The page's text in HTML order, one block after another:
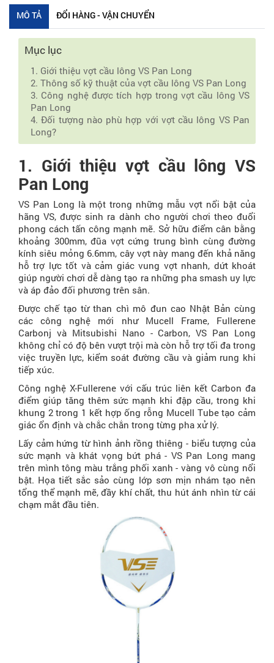
MÔ TẢ ĐỔI HÀNG - VẬN CHUYỂN
Mục lục
1. Giới thiệu vợt cầu lông VS Pan Long
2. Thông số kỹ thuật của vợt cầu lông VS Pan Long
3. Công nghệ được tích hợp trong vợt cầu lông VS
Pan Long
4. Đối tượng nào phù hợp với vợt cầu lông VS Pan
Long?
1. Giới thiệu vợt cầu lông VS
Pan Long
VS Pan Long là một trong những mẫu vợt nổi bật của
hãng VS, được sinh ra dành cho người chơi theo đuổi
phong cách tấn công mạnh mẽ. Sở hữu điểm cân bằng
khoảng 300mm, đũa vợt cứng trung bình cùng đường
kính siêu mỏng 6.6mm, cây vợt này mang đến khả năng
hỗ trợ lực tốt và cảm giác vung vợt nhanh, dứt khoát
giúp người chơi dễ dàng tạo ra những pha smash uy lực
và áp đảo đối phương trên sân.
Được chế tạo từ than chì mô đun cao Nhật Bản cùng
các công nghệ mới như Mucell Frame, Fullerene
Carbonj và Mitsubishi Nano - Carbon, VS Pan Long
không chỉ có độ bên vượt trội mà còn hỗ trợ tối đa trong
việc truyền lực, kiểm soát đường cầu và giảm rung khi
tiếp xúc.
Công nghệ X-Fullerene với cấu trúc liên kết Carbon đa
điểm giúp tăng thêm sức mạnh khi đập cầu, trong khi
khung 2 trong 1 kết hợp ống rỗng Mucell Tube tạo cảm
giác ổn định và chắc chắn trong từng pha xử lý.
Lấy cảm hứng từ hình ảnh rồng thiêng - biểu tượng của
sức mạnh và khát vọng bứt phá - VS Pan Long mang
trên mình tông màu trắng phối xanh - vàng vô cùng nổi
bật. Họa tiết sắc sảo cùng lớp sơn mịn nhám tạo nên
tổng thể mạnh mẽ, đầy khí chất, thu hút ánh nhìn từ cái
chạm mắt đầu tiên.